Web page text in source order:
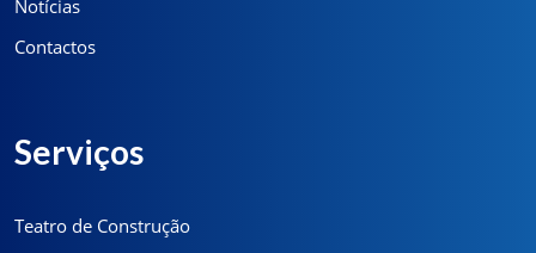
Notícias
Contactos
Serviços
Teatro de Construção